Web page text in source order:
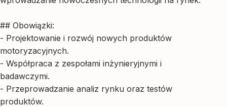
## Obowiązki:
- Projektowanie i rozwój nowych produktów
motoryzacyjnych.
- Współpraca z zespołami inżynieryjnymi i
badawczymi.
- Przeprowadzanie analiz rynku oraz testów
produktów.